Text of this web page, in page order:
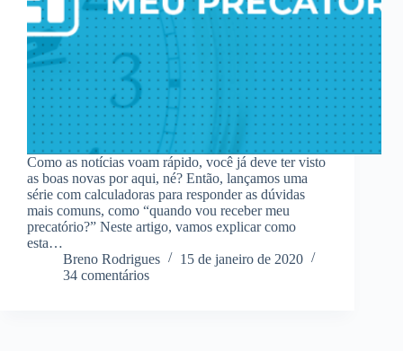
Como as notícias voam rápido, você já deve ter visto
as boas novas por aqui, né? Então, lançamos uma
série com calculadoras para responder as dúvidas
mais comuns, como “quando vou receber meu
precatório?” Neste artigo, vamos explicar como
esta…
Breno Rodrigues
15 de janeiro de 2020
34 comentários